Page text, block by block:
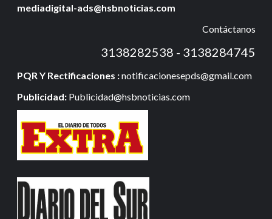
mediadigital-ads@hsbnoticias.com
Contáctanos
3138282538 - 3138284745
PQR Y Rectificaciones :notificacionesepds@gmail.com
Publicidad: Publicidad@hsbnoticias.com